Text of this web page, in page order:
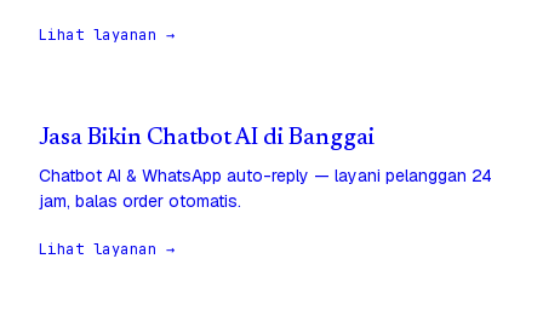
Lihat layanan →
Jasa Bikin Chatbot AI di Banggai
Chatbot AI & WhatsApp auto-reply — layani pelanggan 24
jam, balas order otomatis.
Lihat layanan →